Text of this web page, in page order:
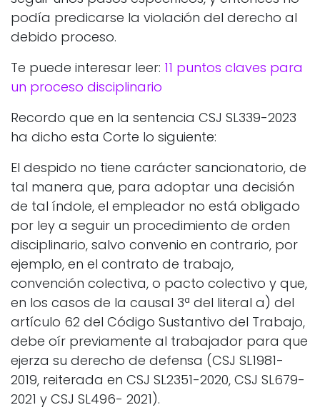
podía predicarse la violación del derecho al
debido proceso.
Te puede interesar leer: 11 puntos claves para
un proceso disciplinario
Recordo que en la sentencia CSJ SL339-2023
ha dicho esta Corte lo siguiente:
El despido no tiene carácter sancionatorio, de
tal manera que, para adoptar una decisión
de tal índole, el empleador no está obligado
por ley a seguir un procedimiento de orden
disciplinario, salvo convenio en contrario, por
ejemplo, en el contrato de trabajo,
convención colectiva, o pacto colectivo y que,
en los casos de la causal 3ª del literal a) del
artículo 62 del Código Sustantivo del Trabajo,
debe oír previamente al trabajador para que
ejerza su derecho de defensa (CSJ SL1981-
2019, reiterada en CSJ SL2351-2020, CSJ SL679-
2021 y CSJ SL496- 2021).